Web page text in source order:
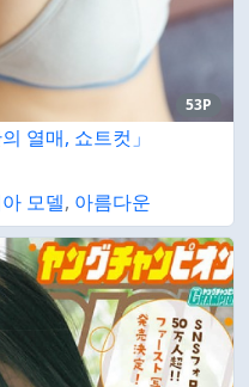
53P
열매, 쇼트컷」
모델, 아름다운